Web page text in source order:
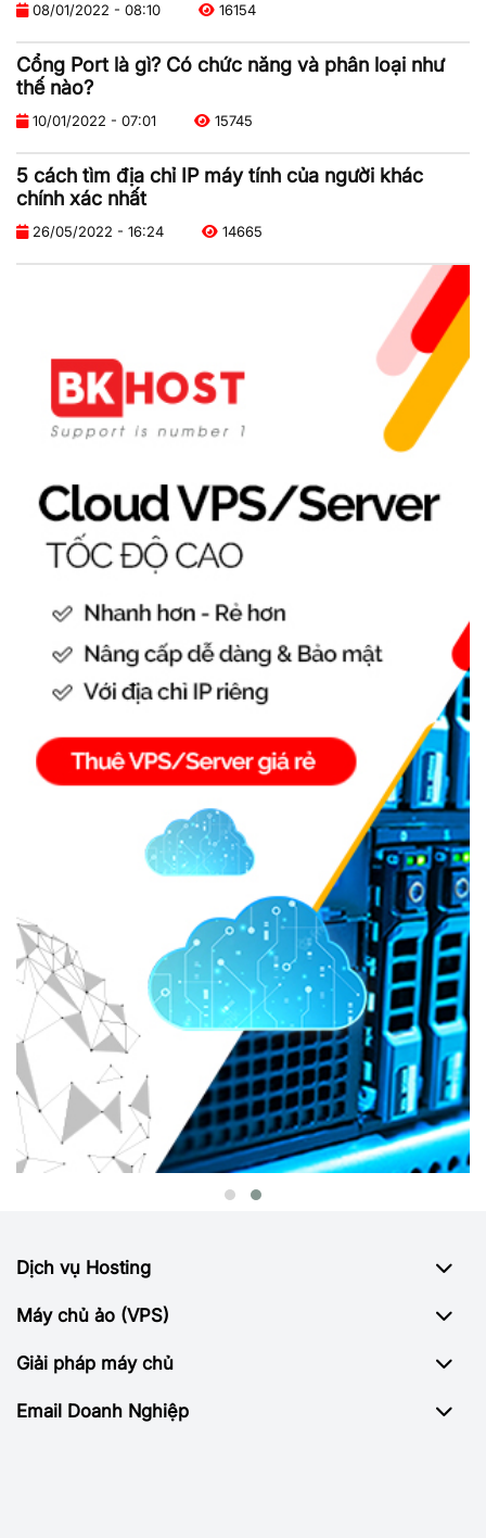
08/01/2022 - 08:10 16154
Cổng Port là gì? Có chức năng và phân loại như
thế nào?
10/01/2022 - 07:01 15745
5 cách tìm địa chỉ IP máy tính của người khác
chính xác nhất
26/05/2022 - 16:24 14665
Dịch vụ Hosting
Máy chủ ảo (VPS)
Giải pháp máy chủ
Email Doanh Nghiệp